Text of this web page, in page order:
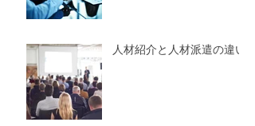
人材紹介と人材派遣の違い